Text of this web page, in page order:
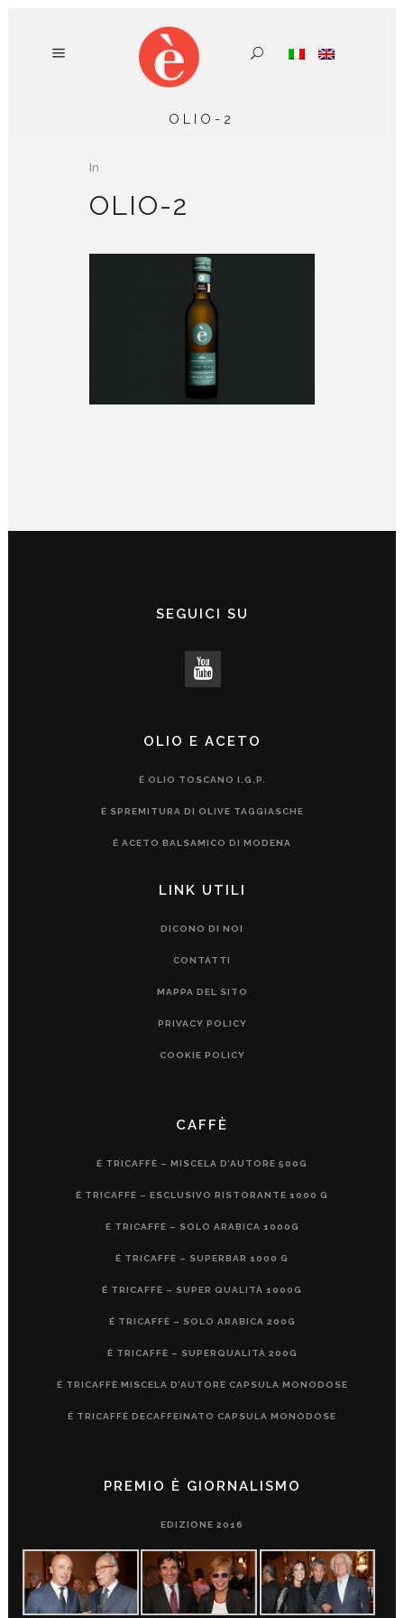
OLIO-2
In
OLIO-2
SEGUICI SU
OLIO E ACETO
É OLIO TOSCANO I.G.P.
É SPREMITURA DI OLIVE TAGGIASCHE
É ACETO BALSAMICO DI MODENA
LINK UTILI
DICONO DI NOI
CONTATTI
MAPPA DEL SITO
PRIVACY POLICY
COOKIE POLICY
CAFFÈ
É TRICAFFÈ – MISCELA D’AUTORE 500G
É TRICAFFÈ – ESCLUSIVO RISTORANTE 1000 G
É TRICAFFÈ – SOLO ARABICA 1000G
É TRICAFFÈ – SUPERBAR 1000 G
É TRICAFFÈ – SUPER QUALITÀ 1000G
É TRICAFFÈ – SOLO ARABICA 200G
É TRICAFFÈ – SUPERQUALITÀ 200G
É TRICAFFÈ MISCELA D’AUTORE CAPSULA MONODOSE
É TRICAFFÈ DECAFFEINATO CAPSULA MONODOSE
PREMIO È GIORNALISMO
EDIZIONE 2016